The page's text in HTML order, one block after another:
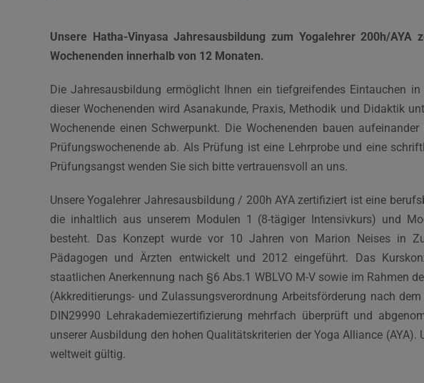
Unsere Hatha-Vinyasa Jahresausbildung zum Yogalehrer 200h/
Wochenenden innerhalb von 12 Monaten.
Die Jahresausbildung ermöglicht Ihnen ein tiefgreifendes Eintauchen
dieser Wochenenden wird Asanakunde, Praxis, Methodik und Didaktik
Wochenende einen Schwerpunkt. Die Wochenenden bauen
Prüfungswochenende ab. Als Prüfung ist eine Lehrprobe und eine
Prüfungsangst wenden Sie sich bitte vertrauensvoll an uns.
Unsere Yogalehrer Jahresausbildung / 200h AYA zertifiziert ist eine
die inhaltlich aus unserem Modulen 1 (8-tägiger Intensivkurs) und
besteht. Das Konzept wurde vor 10 Jahren von Marion Neises in
Pädagogen und Ärzten entwickelt und 2012 eingeführt. Das
staatlichen Anerkennung nach §6 Abs.1 WBLVO M-V sowie im Rahmen
(Akkreditierungs- und Zulassungsverordnung Arbeitsförderung nach
DIN29990 Lehrakademiezertifizierung mehrfach überprüft und
unserer Ausbildung den hohen Qualitätskriterien der Yoga Alliance (AYA).
weltweit gültig.